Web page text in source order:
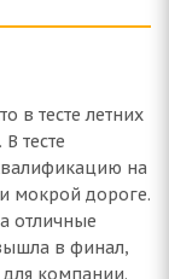
в тесте летних
тесте
на
мокрой дороге.
отличные
в финал,
для компании.